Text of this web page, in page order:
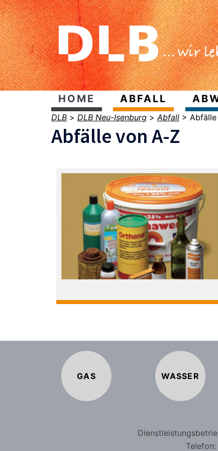
HOME ABFALL
DLB > DLB Neu-Isenburg >Abfall >
Abfälle von A-Z
GAS WASSER